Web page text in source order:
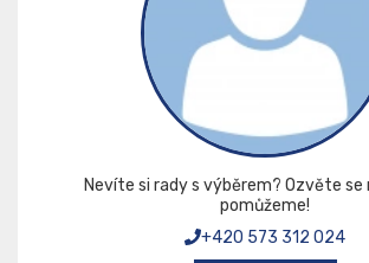
Nevíte si rady s výběrem? Ozvěte se
pomůžeme!
+420 573 312 024